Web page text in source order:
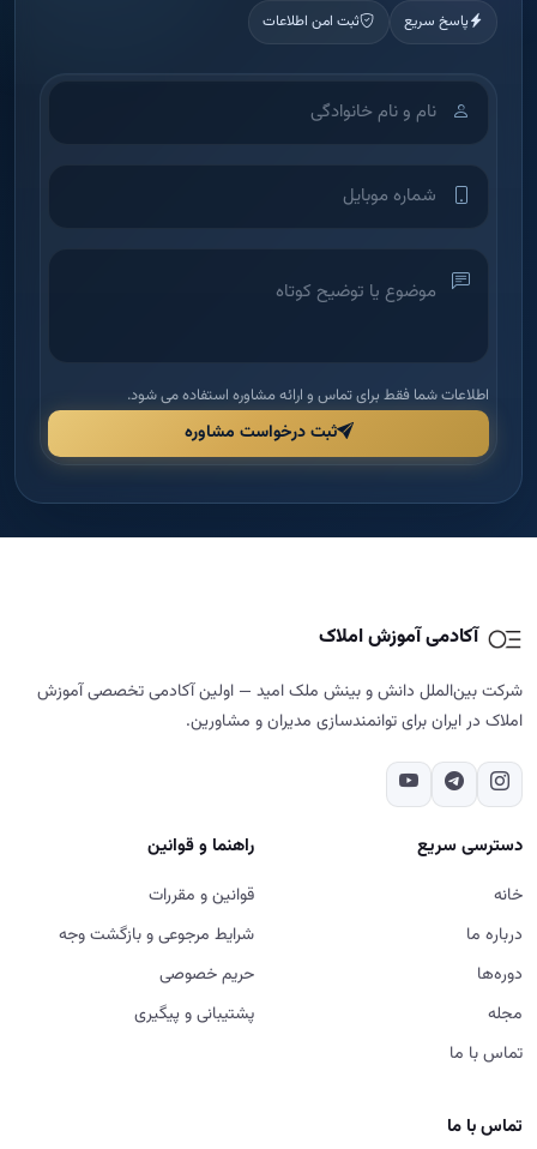
پاسخ سریع ثبت امن اطلاعات
اطلاعات شما فقط برای تماس و ارائه مشاوره استفاده می شود.
ثبت درخواست مشاوره
آکادمی آموزش املاک
شرکت بین‌الملل دانش و بینش ملک امید — اولین آکادمی تخصصی آموزش
املاک در ایران برای توانمندسازی مدیران و مشاورین.
دسترسی سریع
خانه
درباره ما
دوره‌ها
مجله
تماس با ما
راهنما و قوانین
قوانین و مقررات
شرایط مرجوعی و بازگشت وجه
حریم خصوصی
پشتیبانی و پیگیری
تماس با ما